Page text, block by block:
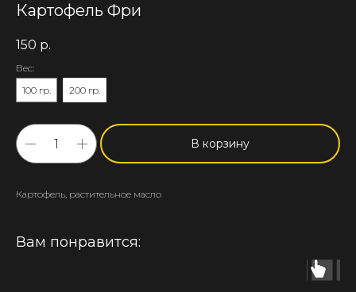
Картофель Фри
150 р.
Вес:
100 гр.
200 гр.
В корзину
Картофель, растительное масло
Вам понравится: